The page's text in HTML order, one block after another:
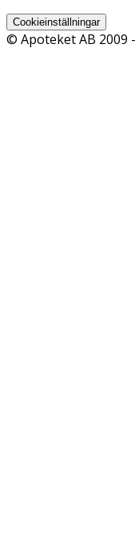
Cookieinställningar
© Apoteket AB 2009 -